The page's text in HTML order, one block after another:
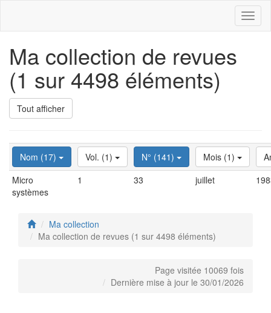
Ma collection de revues
(1 sur 4498 éléments)
Tout afficher
Nom (17) Vol. (1) N° (141) Mois (1)
Micro
systèmes
1 33 juillet
Ma collection
Ma collection de revues (1 sur 4498 éléments)
Page visitée 10069 fois
Dernière mise à jour le 30/01/2026